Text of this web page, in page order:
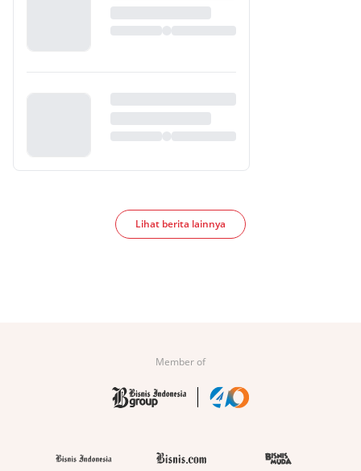
Lihat berita lainnya
Member of